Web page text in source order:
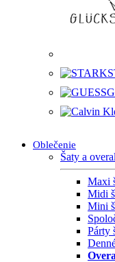
Oblečenie
Šaty a
Maxi
Midi
Mini
Párty